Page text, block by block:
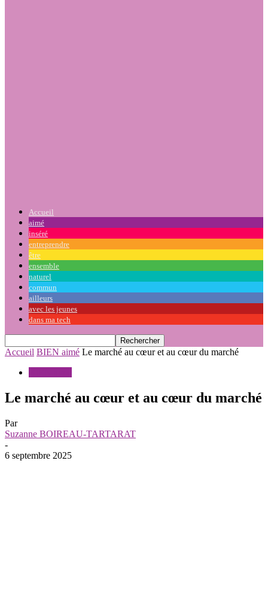
Accueil
aimé
inséré
entreprendre
être
ensemble
naturel
commun
ailleurs
avec les jeunes
dans ma tech
Accueil BIEN aimé Le marché au cœur et au cœur du marché
Le marché au cœur et au cœur du marché
Par
Suzanne BOIREAU-TARTARAT
-
6 septembre 2025